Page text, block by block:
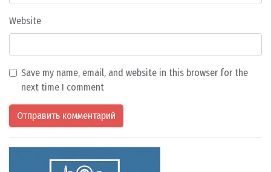
Website
Save my name, email, and website in this browser for the
next time I comment